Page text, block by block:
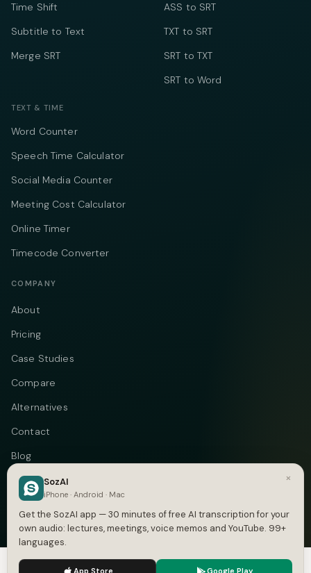
Time Shift
Subtitle to Text
Merge SRT
ASS to SRT
TXT to SRT
SRT to TXT
SRT to Word
TEXT & TIME
Word Counter
Speech Time Calculator
Social Media Counter
Meeting Cost Calculator
Online Timer
Timecode Converter
COMPANY
About
Pricing
Case Studies
Compare
Alternatives
Contact
Blog
Privacy
Terms
We use cookies to enhance your experience.
×
SozAI
iPhone · Android · Mac
Get the SozAI app — 30 minutes of free AI transcription for your
own audio: lectures, meetings, voice memos and YouTube. 99+
languages.
App Store Google Play